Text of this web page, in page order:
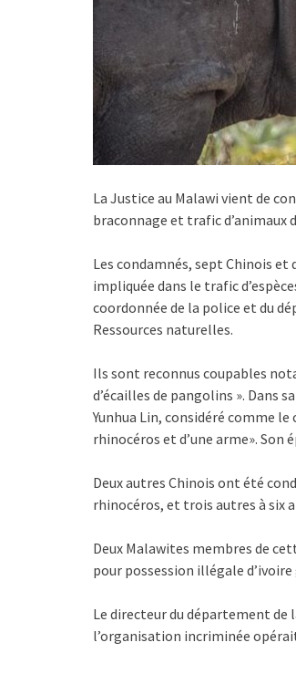
La Justice au Malawi vient de
braconnage et trafic d’animaux
Les condamnés, sept Chinois
impliquée dans le trafic
coordonnée de la police et du
Ressources naturelles.
Ils sont reconnus coupables
d’écailles de pangolins ». Dans
Yunhua Lin, considéré comme le
rhinocéros et d’une arme». Son
Deux autres Chinois ont été
rhinocéros, et trois autres à six
Deux Malawites membres de
pour possession illégale
Le directeur du département de
l’organisation incriminée